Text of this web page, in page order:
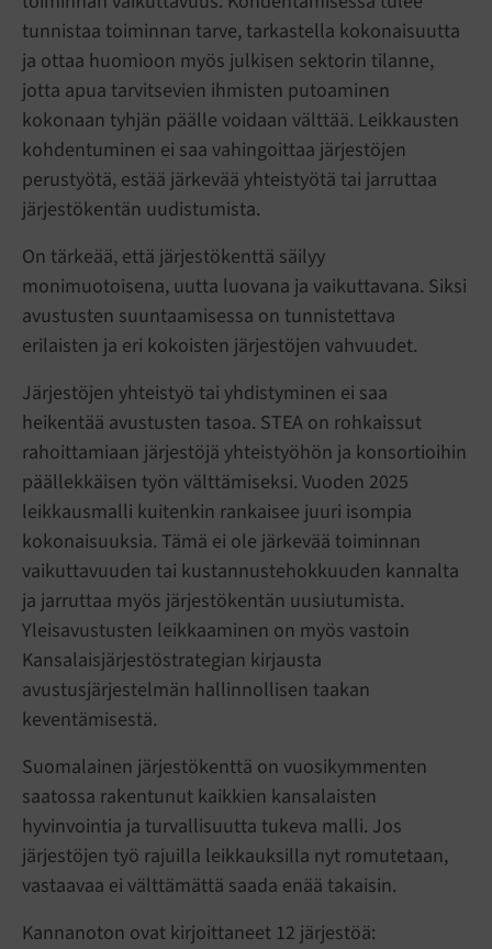
tunnistaa toiminnan tarve, tarkastella kokonaisuutta
ja ottaa huomioon myös julkisen sektorin tilanne,
jotta apua tarvitsevien ihmisten putoaminen
kokonaan tyhjän päälle voidaan välttää. Leikkausten
kohdentuminen ei saa vahingoittaa järjestöjen
perustyötä, estää järkevää yhteistyötä tai jarruttaa
järjestökentän uudistumista.
On tärkeää, että järjestökenttä säilyy
monimuotoisena, uutta luovana ja vaikuttavana. Siksi
avustusten suuntaamisessa on tunnistettava
erilaisten ja eri kokoisten järjestöjen vahvuudet.
Järjestöjen yhteistyö tai yhdistyminen ei saa
heikentää avustusten tasoa. STEA on rohkaissut
rahoittamiaan järjestöjä yhteistyöhön ja konsortioihin
päällekkäisen työn välttämiseksi. Vuoden 2025
leikkausmalli kuitenkin rankaisee juuri isompia
kokonaisuuksia. Tämä ei ole järkevää toiminnan
vaikuttavuuden tai kustannustehokkuuden kannalta
ja jarruttaa myös järjestökentän uusiutumista.
Yleisavustusten leikkaaminen on myös vastoin
Kansalaisjärjestöstrategian kirjausta
avustusjärjestelmän hallinnollisen taakan
keventämisestä.
Suomalainen järjestökenttä on vuosikymmenten
saatossa rakentunut kaikkien kansalaisten
hyvinvointia ja turvallisuutta tukeva malli. Jos
järjestöjen työ rajuilla leikkauksilla nyt romutetaan,
vastaavaa ei välttämättä saada enää takaisin.
Kannanoton ovat kirjoittaneet 12 järjestöä: